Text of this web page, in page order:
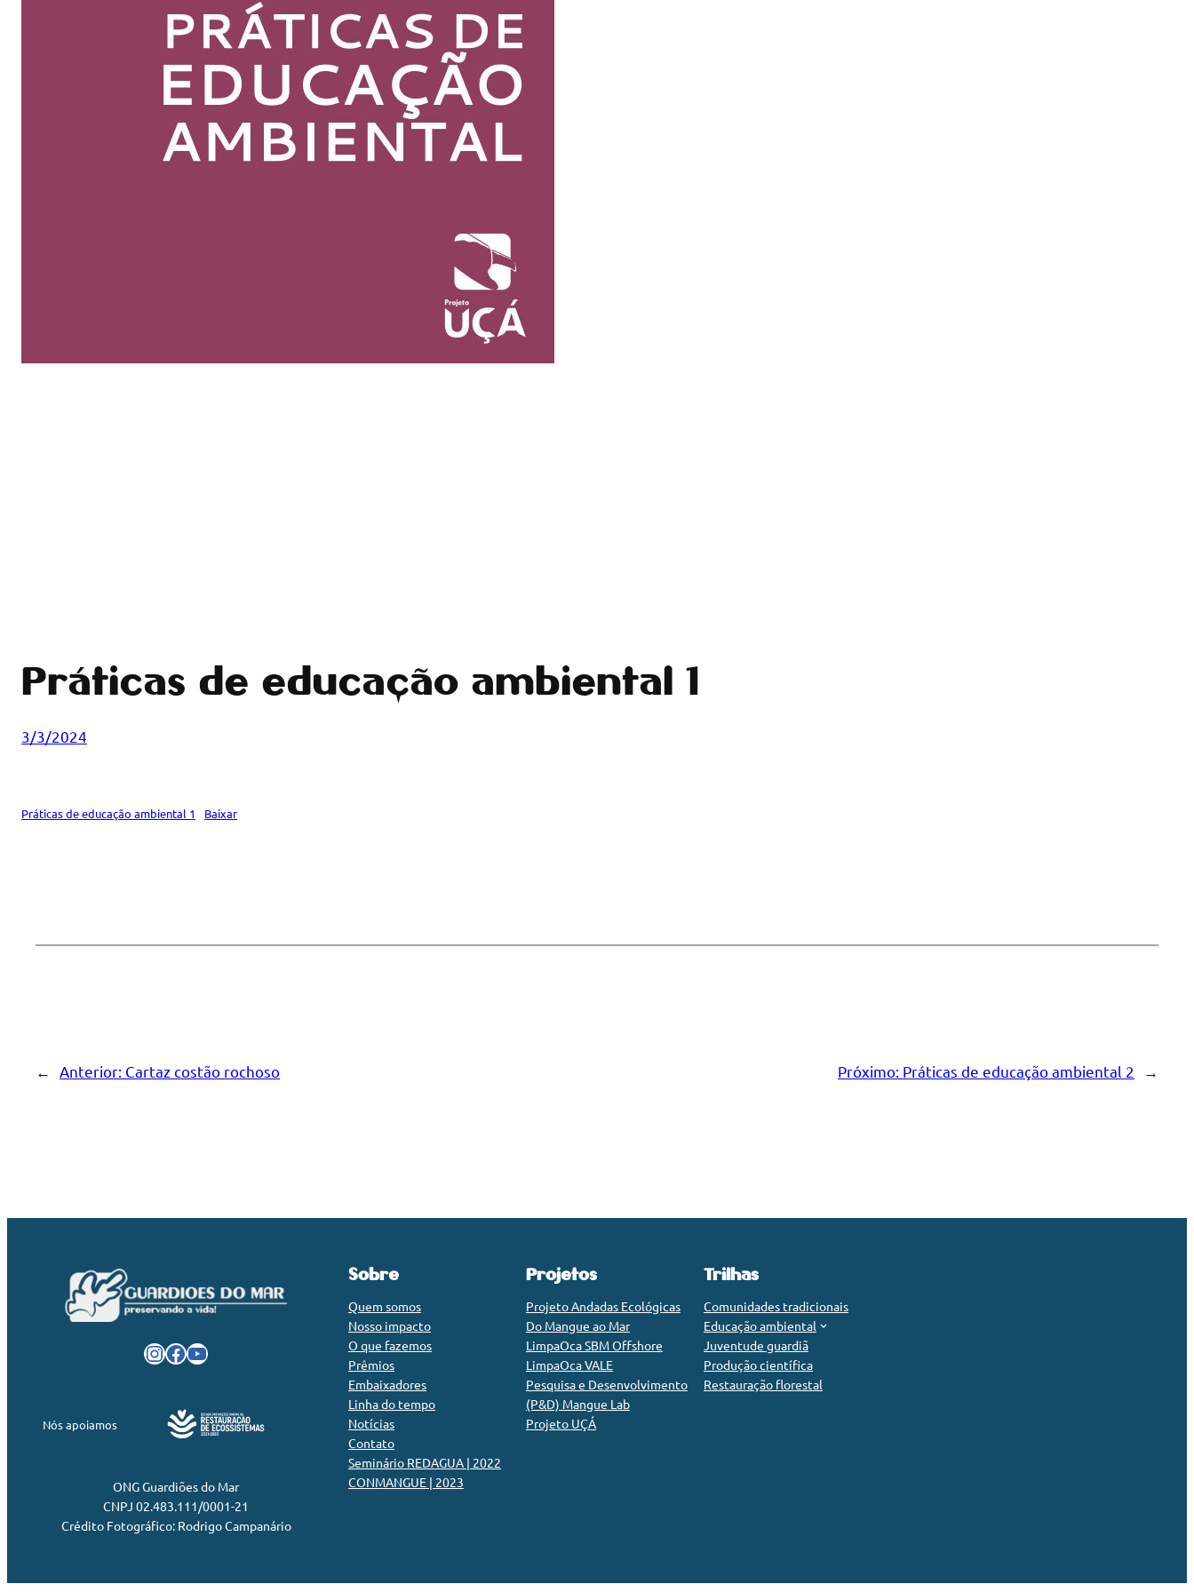
Práticas de educação ambiental 1
3/3/2024
Práticas de educação ambiental 1 Baixar
← Anterior: Cartaz costão rochoso Próximo: Práticas de educação ambiental 2 →
InstagramFacebook Youtube
Nós apoiamos
ONG Guardiões do Mar
CNPJ 02.483.111/0001-21
Crédito Fotográfico: Rodrigo Campanário
Sobre
Quem somos
Nosso impacto
O que fazemos
Prêmios
Embaixadores
Linha do tempo
Notícias
Contato
Seminário REDAGUA | 2022
CONMANGUE | 2023
Projetos
Projeto Andadas Ecológicas
Do Mangue ao Mar
LimpaOca SBM Offshore
LimpaOca VALE
Pesquisa e Desenvolvimento
(P&D) Mangue Lab
Projeto UÇÁ
Trilhas
Comunidades tradicionais
Educação ambiental
Juventude guardiã
Produção científica
Restauração florestal